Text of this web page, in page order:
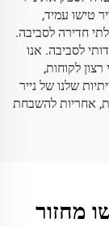
טישו עמיד,
חדירה לסביבה.
לסביבה. אנו
לקוחות,
שלנו של נייר
אחריות להשבחת
מחזור